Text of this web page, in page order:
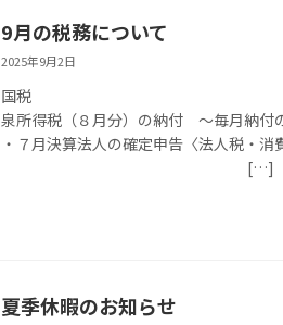
9月の税務について
2025年9月2日
国税 期
泉所得税（８月分）の納付 ～毎月
・７月決算法人の確定申告〈法人税・消
[…]
夏季休暇のお知らせ